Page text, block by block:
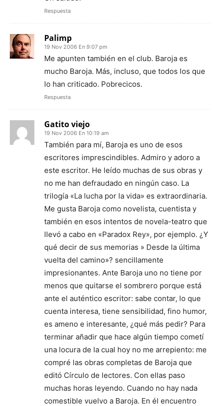
Respuesta
Palimp
19 Nov 2006 En 9:07 pm
Me apunten también en el club. Baroja es
mucho Baroja. Más, incluso, que todos los que
lo han criticado. Pobrecicos.
Respuesta
Gatito viejo
19 Nov 2006 En 10:19 am
También para mí, Baroja es uno de esos
escritores imprescindibles. Admiro y adoro a
este escritor. He leído muchas de sus obras y
no me han defraudado en ningún caso. La
trilogía «La lucha por la vida» es extraordinaria.
Me gusta Baroja como novelista, cuentista y
también en esos intentos de novela-teatro que
llevó a cabo en «Paradox Rey», por ejemplo. ¿Y
qué decir de sus memorias » Desde la última
vuelta del camino»? sencillamente
impresionantes. Ante Baroja uno no tiene por
menos que quitarse el sombrero porque está
ante el auténtico escritor: sabe contar, lo que
cuenta interesa, tiene sensibilidad, fino humor,
es ameno e interesante, ¿qué más pedir? Para
terminar añadir que hace algún tiempo cometí
una locura de la cual hoy no me arrepiento: me
compré las obras completas de Baroja que
editó Círculo de lectores. Con ellas paso
muchas horas leyendo. Cuando no hay nada
comestible vuelvo a Baroja. En él encuentro